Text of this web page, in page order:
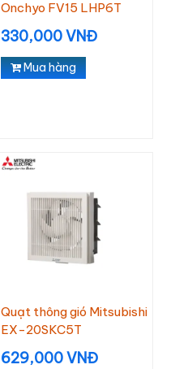
Onchyo FV15 LHP6T
330,000 VNĐ
Mua hàng
Quạt thông gió Mitsubishi
EX-20SKC5T
629,000 VNĐ